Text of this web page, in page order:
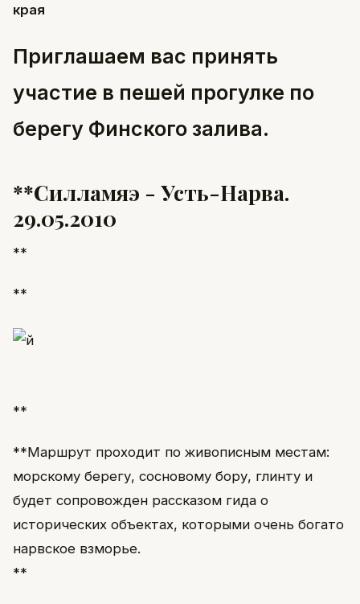
края
Приглашаем вас принять
участие в пешей прогулке по
берегу Финского залива.
**Силламяэ - Усть-Нарва.
29.05.2010
**
**
**
**Маршрут проходит по живописным местам:
морскому берегу, сосновому бору, глинту и
будет сопровожден рассказом гида о
исторических объектах, которыми очень богато
нарвское взморье.
**